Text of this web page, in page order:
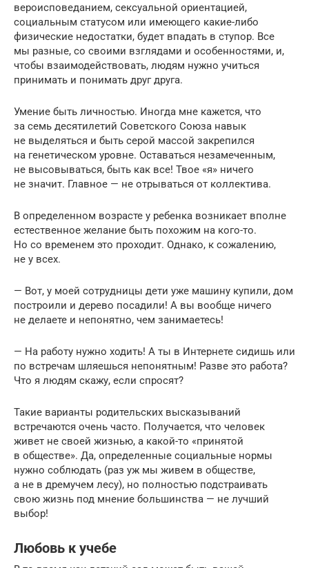
вероисповеданием, сексуальной ориентацией,
социальным статусом или имеющего какие-либо
физические недостатки, будет впадать в ступор. Все
мы разные, со своими взглядами и особенностями, и,
чтобы взаимодействовать, людям нужно учиться
принимать и понимать друг друга.
Умение быть личностью. Иногда мне кажется, что
за семь десятилетий Советского Союза навык
не выделяться и быть серой массой закрепился
на генетическом уровне. Оставаться незамеченным,
не высовываться, быть как все! Твое «я» ничего
не значит. Главное — не отрываться от коллектива.
В определенном возрасте у ребенка возникает вполне
естественное желание быть похожим на кого-то.
Но со временем это проходит. Однако, к сожалению,
не у всех.
— Вот, у моей сотрудницы дети уже машину купили, дом
построили и дерево посадили! А вы вообще ничего
не делаете и непонятно, чем занимаетесь!
— На работу нужно ходить! А ты в Интернете сидишь или
по встречам шляешься непонятным! Разве это работа?
Что я людям скажу, если спросят?
Такие варианты родительских высказываний
встречаются очень часто. Получается, что человек
живет не своей жизнью, а какой-то «принятой
в обществе». Да, определенные социальные нормы
нужно соблюдать (раз уж мы живем в обществе,
а не в дремучем лесу), но полностью подстраивать
свою жизнь под мнение большинства — не лучший
выбор!
Любовь к учебе